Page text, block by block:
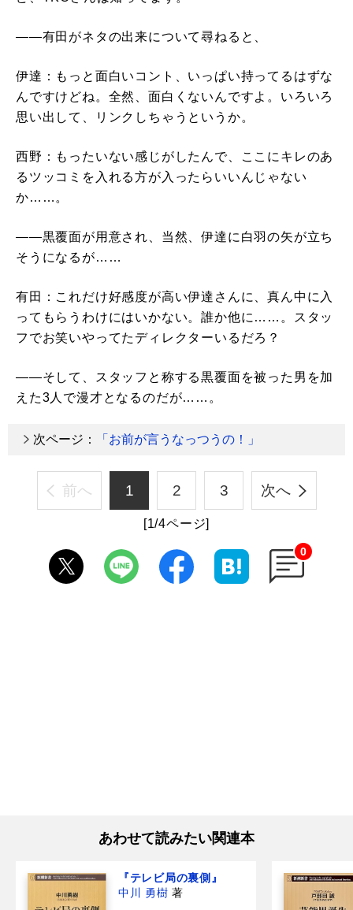
――有田がネタの出来について尋ねると、
伊達：もっと面白いコント、いっぱい持ってるはずな
んですけどね。全然、面白くないんですよ。いろいろ
思い出して、リンクしちゃうというか。
西野：もったいない感じがしたんで、ここにキレのあ
るツッコミを入れる方が入ったらいいんじゃない
か……。
――黒覆面が用意され、当然、伊達に白羽の矢が立ち
そうになるが……
有田：これだけ好感度が高い伊達さんに、真ん中に入
ってもらうわけにはいかない。誰か他に……。スタッ
フでお笑いやってたディレクターいるだろ？
――そして、スタッフと称する黒覆面を被った男を加
えた3人で漫才となるのだが……。
次ページ： 「お前が言うなっつうの！」
前へ 1 2 3 次へ
[1/4ページ]
0
あわせて読みたい関連本
『テレビ局の裏側』
中川 勇樹 著